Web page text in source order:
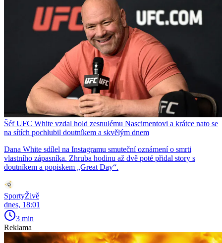
Šéf UFC White vzdal hold zesnulému Nascimentovi a krátce nato se
na sítích pochlubil doutníkem a skvělým dnem
Dana White sdílel na Instagramu smuteční oznámení o smrti
vlastního zápasníka. Zhruba hodinu až dvě poté přidal story s
doutníkem a popiskem „Great Day“.
SportyŽivě
dnes, 18:01
3 min
Reklama